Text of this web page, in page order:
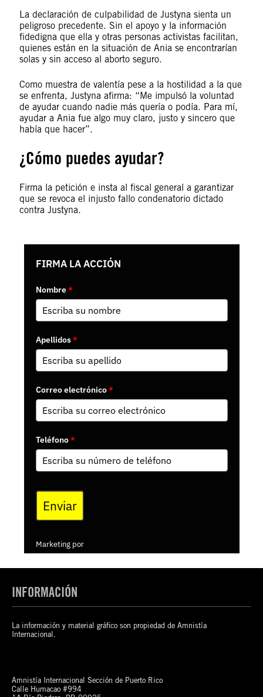
La declaración de culpabilidad de Justyna sienta un
peligroso precedente. Sin el apoyo y la información
fidedigna que ella y otras personas activistas facilitan,
quienes están en la situación de Ania se encontrarían
solas y sin acceso al aborto seguro.
Como muestra de valentía pese a la hostilidad a la que
se enfrenta, Justyna afirma: “Me impulsó la voluntad
de ayudar cuando nadie más quería o podía. Para mí,
ayudar a Ania fue algo muy claro, justo y sincero que
había que hacer”.
¿Cómo puedes ayudar?
Firma la petición e insta al fiscal general a garantizar
que se revoca el injusto fallo condenatorio dictado
contra Justyna.
INFORMACIÓN
La información y material gráfico son propiedad de Amnistía
Internacional.
Amnistía Internacional Sección de Puerto Rico
Calle Humacao #994